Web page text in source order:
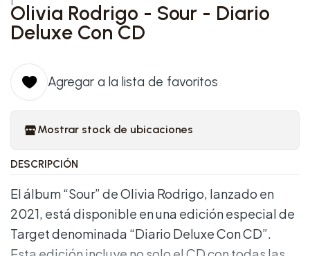
Olivia Rodrigo - Sour - Diario
Deluxe Con CD
Agregar a la lista de favoritos
Mostrar stock de ubicaciones
DESCRIPCIÓN
El álbum “Sour” de Olivia Rodrigo, lanzado en
2021, está disponible en una edición especial de
Target denominada “Diario Deluxe Con CD”.